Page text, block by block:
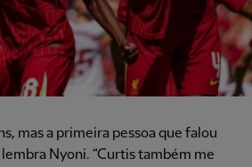
mas a primeira pessoa que falou
Nyoni. “Curtis também me